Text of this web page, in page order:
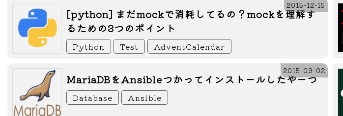
[python] まだmockで消耗してるの？mockを理解す
るための3つのポイント
2015-12-15
Python Test AdventCalendar
MariaDBをAnsibleつかってインストールしたやーつ
2015-09-02
Database Ansible